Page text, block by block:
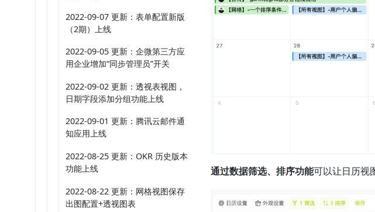
2022-09-07 更新：表单配置新版
（2期）上线
2022-09-05 更新：企微第三方应
用企业增加“同步管理员”开关
2022-09-02 更新：透视表视图，
日期字段添加分组功能上线
2022-09-01 更新：腾讯云邮件通
知应用上线
2022-08-25 更新：OKR 历史版本
功能上线
2022-08-22 更新：网格视图保存
出图配置+透视图表
通过数据筛选、排序功能可以让日历视